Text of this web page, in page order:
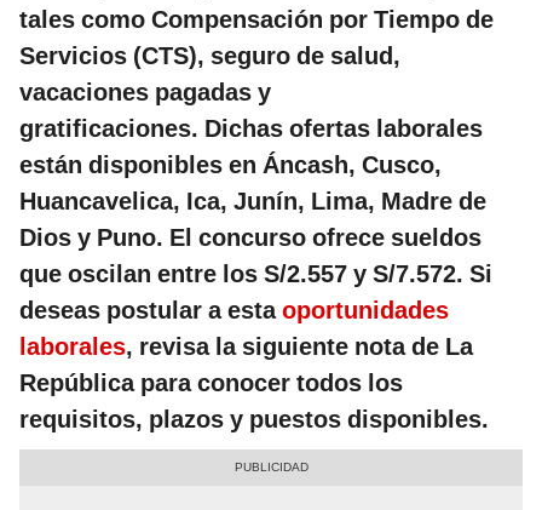
tales como Compensación por Tiempo de
Servicios (CTS), seguro de salud,
vacaciones pagadas y
gratificaciones. Dichas ofertas laborales
están disponibles en Áncash, Cusco,
Huancavelica, Ica, Junín, Lima, Madre de
Dios y Puno. El concurso ofrece sueldos
que oscilan entre los S/2.557 y S/7.572. Si
deseas postular a estaoportunidades
laborales, revisa la siguiente nota de La
República para conocer todos los
requisitos, plazos y puestos disponibles.